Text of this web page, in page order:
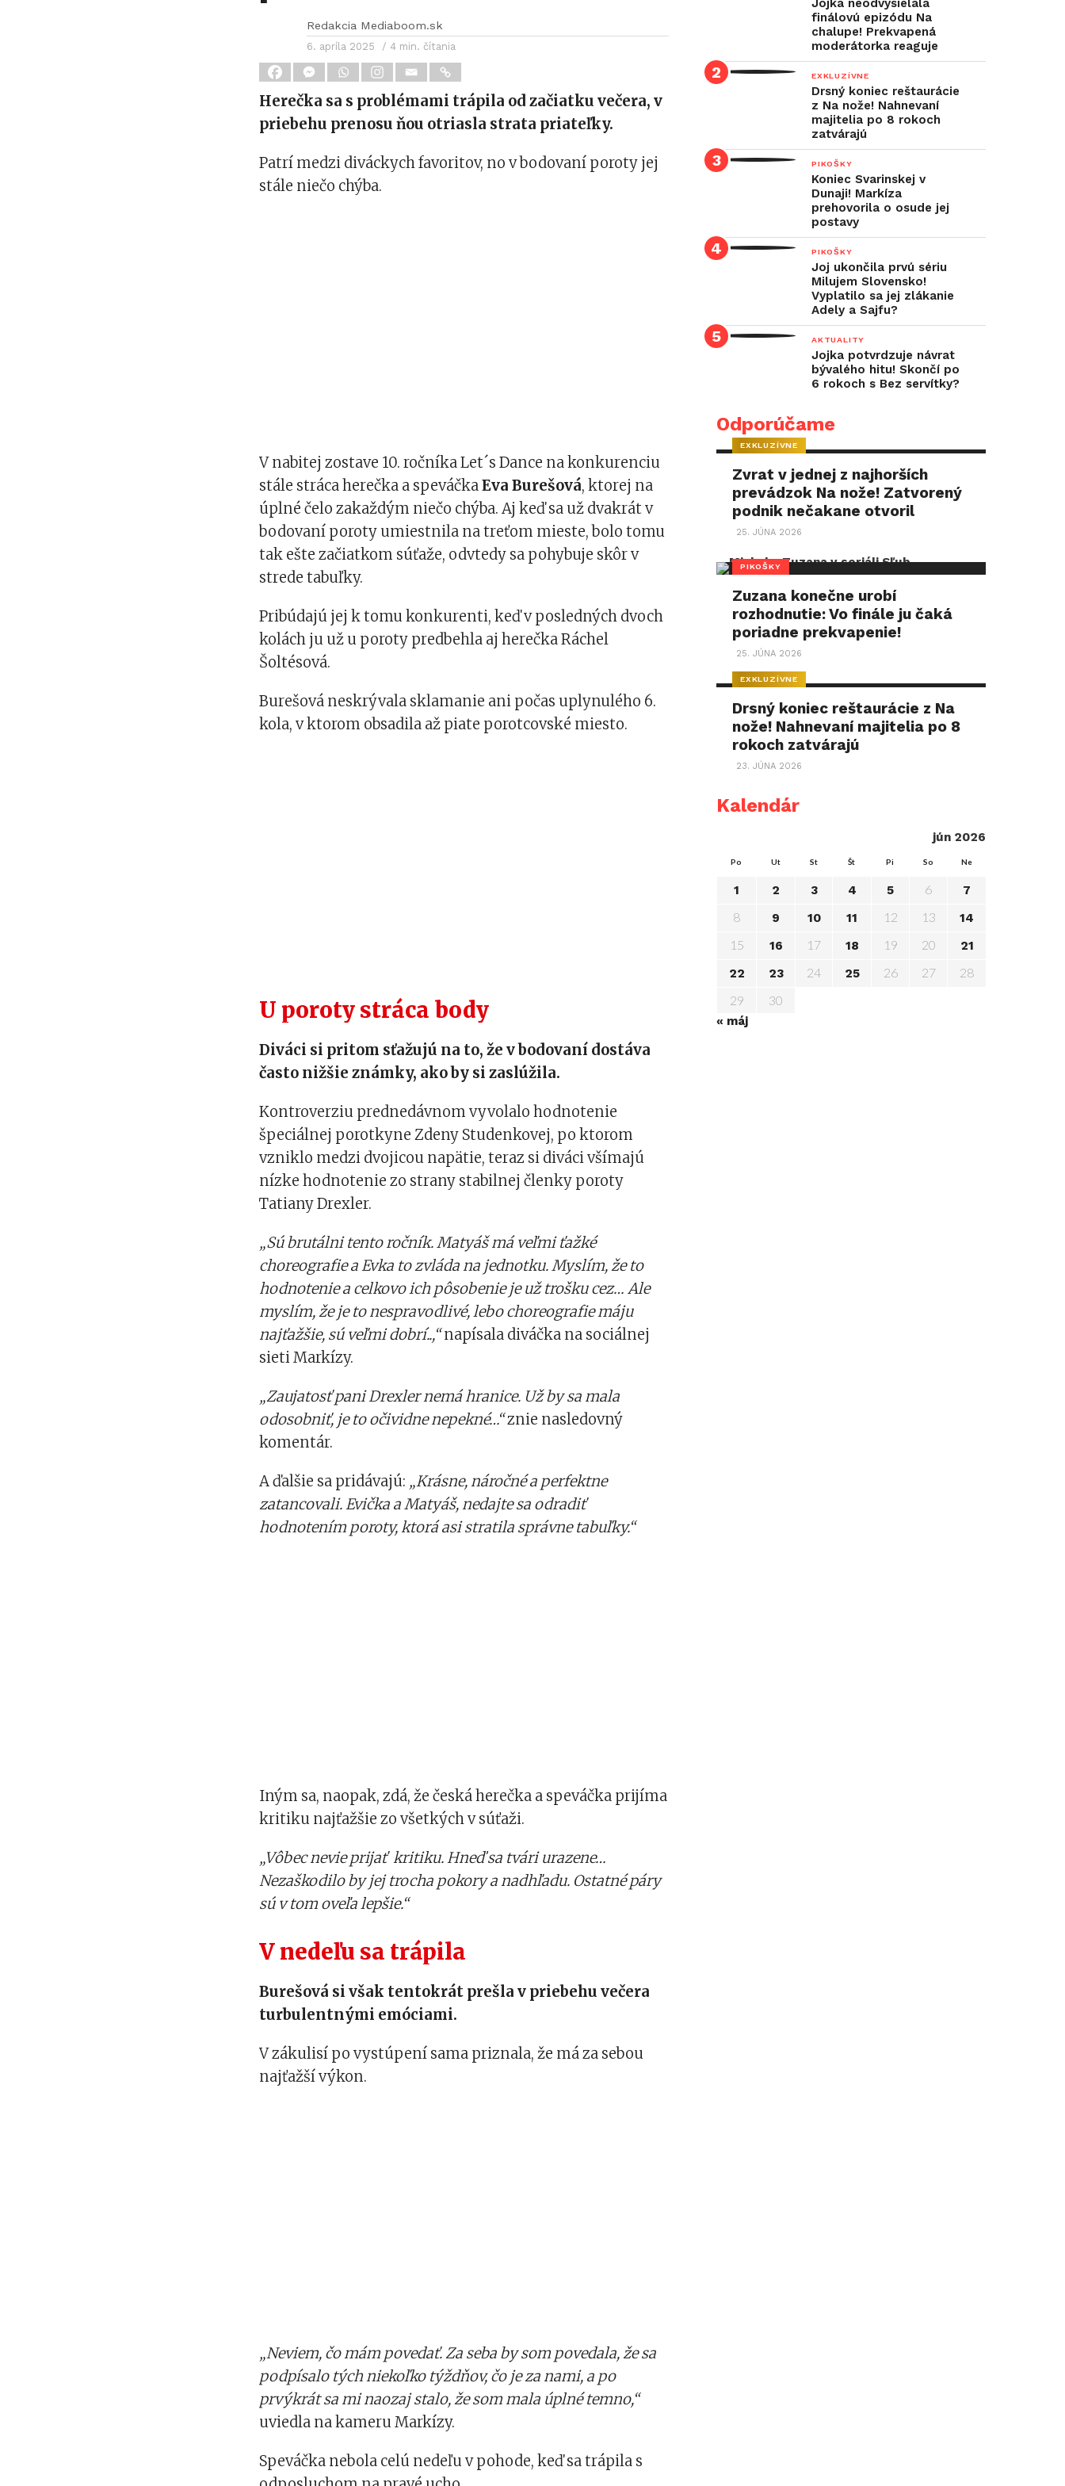
Redakcia Mediaboom.sk
6. apríla 2025 / 4 min. čítania
Herečka sa s problémami trápila od začiatku večera, v
priebehu prenosu ňou otriasla strata priateľky.
Patrí medzi diváckych favoritov, no v bodovaní poroty jej
stále niečo chýba.
V nabitej zostave 10. ročníka Let´s Dance na konkurenciu
stále stráca herečka a speváčkaEva Burešová, ktorej na
úplné čelo zakaždým niečo chýba. Aj keď sa už dvakrát v
bodovaní poroty umiestnila na treťom mieste, bolo tomu
tak ešte začiatkom súťaže, odvtedy sa pohybuje skôr v
strede tabuľky.
Pribúdajú jej k tomu konkurenti, keď v posledných dvoch
kolách ju už u poroty predbehla aj herečka Ráchel
Šoltésová.
Burešová neskrývala sklamanie ani počas uplynulého 6.
kola, v ktorom obsadila až piate porotcovské miesto.
U poroty stráca body
Diváci si pritom sťažujú na to, že v bodovaní dostáva
často nižšie známky, ako by si zaslúžila.
Kontroverziu prednedávnom vyvolalo hodnotenie
špeciálnej porotkyne Zdeny Studenkovej, po ktorom
vzniklo medzi dvojicou napätie, teraz si diváci všímajú
nízke hodnotenie zo strany stabilnej členky poroty
Tatiany Drexler.
„Sú brutálni tento ročník. Matyáš má veľmi ťažké
choreografie a Evka to zvláda na jednotku. Myslím, že to
hodnotenie a celkovo ich pôsobenie je už trošku cez… Ale
myslím, že je to nespravodlivé, lebo choreografie máju
najťažšie, sú veľmi dobrí..,“napísala diváčka na sociálnej
sieti Markízy.
„Zaujatosť pani Drexler nemá hranice. Už by sa mala
odosobniť, je to očividne nepekné…“znie nasledovný
komentár.
A ďalšie sa pridávajú: „Krásne, náročné a perfektne
zatancovali. Evička a Matyáš, nedajte sa odradiť
hodnotením poroty, ktorá asi stratila správne tabuľky.“
Iným sa, naopak, zdá, že česká herečka a speváčka prijíma
kritiku najťažšie zo všetkých v súťaži.
„Vôbec nevie prijať kritiku. Hneď sa tvári urazene…
Nezaškodilo by jej trocha pokory a nadhľadu. Ostatné páry
sú v tom oveľa lepšie.“
V nedeľu sa trápila
Burešová si však tentokrát prešla v priebehu večera
turbulentnými emóciami.
V zákulisí po vystúpení sama priznala, že má za sebou
najťažší výkon.
„Neviem, čo mám povedať. Za seba by som povedala, že sa
podpísalo tých niekoľko týždňov, čo je za nami, a po
prvýkrát sa mi naozaj stalo, že som mala úplné temno,“
uviedla na kameru Markízy.
Speváčka nebola celú nedeľu v pohode, keď sa trápila s
Jojka neodvysielala
finálovú epizódu Na
chalupe! Prekvapená
moderátorka reaguje
EXKLUZÍVNE
Drsný koniec reštaurácie
z Na nože! Nahnevaní
majitelia po 8 rokoch
zatvárajú
PIKOŠKY
Koniec Svarinskej v
Dunaji! Markíza
prehovorila o osude jej
postavy
PIKOŠKY
Joj ukončila prvú sériu
Milujem Slovensko!
Vyplatilo sa jej zlákanie
Adely a Sajfu?
AKTUALITY
Jojka potvrdzuje návrat
bývalého hitu! Skončí po
6 rokoch s Bez servítky?
Odporúčame
EXKLUZÍVNE
Zvrat v jednej z najhorších
prevádzok Na nože! Zatvorený
podnik nečakane otvoril
25. JÚNA 2026
PIKOŠKY
Zuzana konečne urobí
rozhodnutie: Vo finále ju čaká
poriadne prekvapenie!
25. JÚNA 2026
EXKLUZÍVNE
Drsný koniec reštaurácie z Na
nože! Nahnevaní majitelia po 8
rokoch zatvárajú
23. JÚNA 2026
Kalendár
jún 2026
Po Ut St Št Pi So Ne
1 2 3 4 5 6 7
8 9 10 11 12 13 14
15 16 17 18 19 20
21
22
23 24 25 26 27
28
29
30
« máj